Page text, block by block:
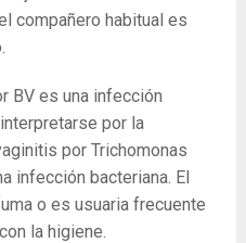
compañero habitual es
BV es una infección
por la
por Trichomonas
infección bacteriana. El
o es usuaria frecuente
la higiene.